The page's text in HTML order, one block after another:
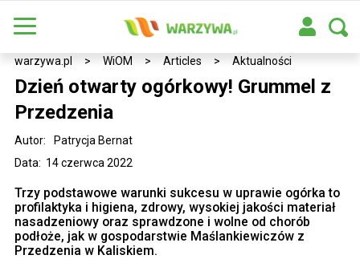
warzywa.pl > WiOM > Articles > Aktualności
Dzień otwarty ogórkowy! Grummel z
Przedzenia
Data: 14 czerwca 2022
Autor: Patrycja Bernat
Trzy podstawowe warunki sukcesu w uprawie ogórka to
profilaktyka i higiena, zdrowy, wysokiej jakości materiał
nasadzeniowy oraz sprawdzone i wolne od chorób
podłoże, jak w gospodarstwie Maślankiewiczów z
Przedzenia w Kaliskiem.